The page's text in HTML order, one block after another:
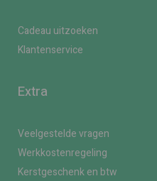
Cadeau uitzoeken
Klantenservice
Extra
Veelgestelde vragen
Werkkostenregeling
Kerstgeschenk en btw